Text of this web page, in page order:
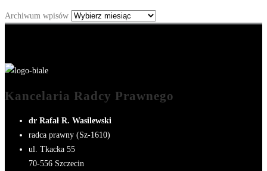
Archiwum wpisów
Kancelaria Radcy Prawnego
dr Rafał R. Wasilewski
radca prawny (Sz-1610)
ul. Tkacka 55
70-556 Szczecin